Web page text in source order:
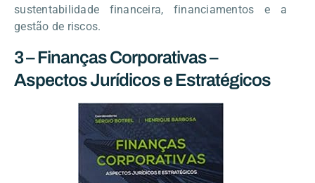
sustentabilidade financeira, financiamentos e a
gestão de riscos.
3 – Finanças Corporativas –
Aspectos Jurídicos e Estratégicos